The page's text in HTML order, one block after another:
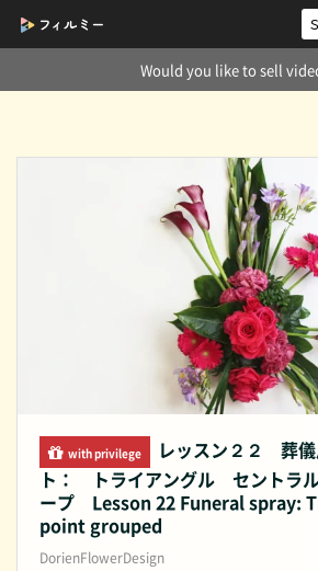
Would you like to sell
with privilege
レッスン２２ 葬
ト： トライアングル セントラ
ープ Lesson 22 Funeral spray:
point grouped
DorienFlowerDesign